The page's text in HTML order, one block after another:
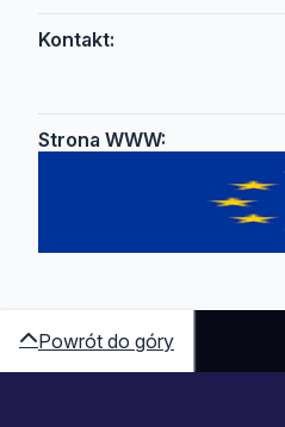
Kontakt:
Strona WWW:
Powrót do góry